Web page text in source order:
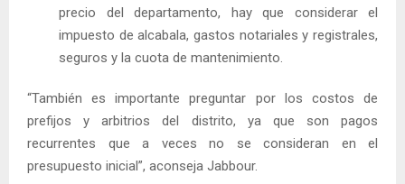
precio del departamento, hay que considerar el
impuesto de alcabala, gastos notariales y registrales,
seguros y la cuota de mantenimiento.
“También es importante preguntar por los costos de
prefijos y arbitrios del distrito, ya que son pagos
recurrentes que a veces no se consideran en el
presupuesto inicial”, aconseja Jabbour.